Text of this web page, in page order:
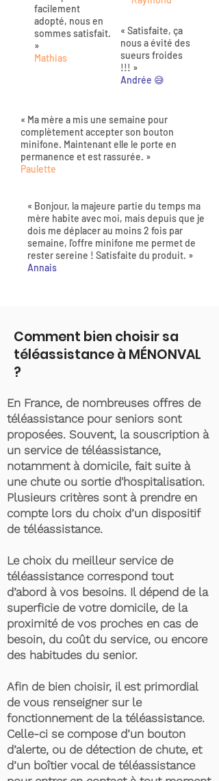
facilement
adopté, nous en
sommes satisfait.
»
Mathias
« Satisfaite, ça
nous a évité des
sueurs froides
!!! »
Andrée 😅
« Ma mère a mis une semaine pour
complètement accepter son bouton
minifone. Maintenant elle le porte en
permanence et est rassurée. »
Paulette
« Bonjour, la majeure partie du temps ma
mère habite avec moi, mais depuis que je
dois me déplacer au moins 2 fois par
semaine, l'offre minifone me permet de
rester sereine ! Satisfaite du produit. »
Annais
Comment bien choisir sa
téléassistance à MÉNONVAL
?
En France, de nombreuses offres de
téléassistance pour seniors sont
proposées. Souvent, la souscription à
un service de téléassistance,
notamment à domicile, fait suite à
une chute ou sortie d'hospitalisation.
Plusieurs critères sont à prendre en
compte lors du choix d’un dispositif
de téléassistance.
Le choix du meilleur service de
téléassistance correspond tout
d’abord à vos besoins. Il dépend de la
superficie de votre domicile, de la
proximité de vos proches en cas de
besoin, du coût du service, ou encore
des habitudes du senior.
Afin de bien choisir, il est primordial
de vous renseigner sur le
fonctionnement de la téléassistance.
Celle-ci se compose d’un bouton
d’alerte, ou de détection de chute, et
d’un boîtier vocal de téléassistance